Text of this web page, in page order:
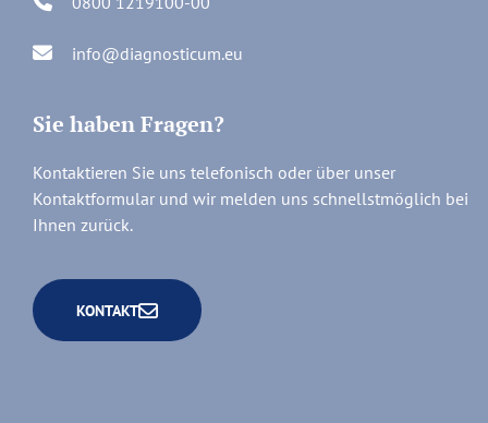
info@diagnosticum.eu
Sie haben Fragen?
Kontaktieren Sie uns telefonisch oder über unser
Kontaktformular und wir melden uns schnellstmöglich bei
Ihnen zurück.
KONTAKT